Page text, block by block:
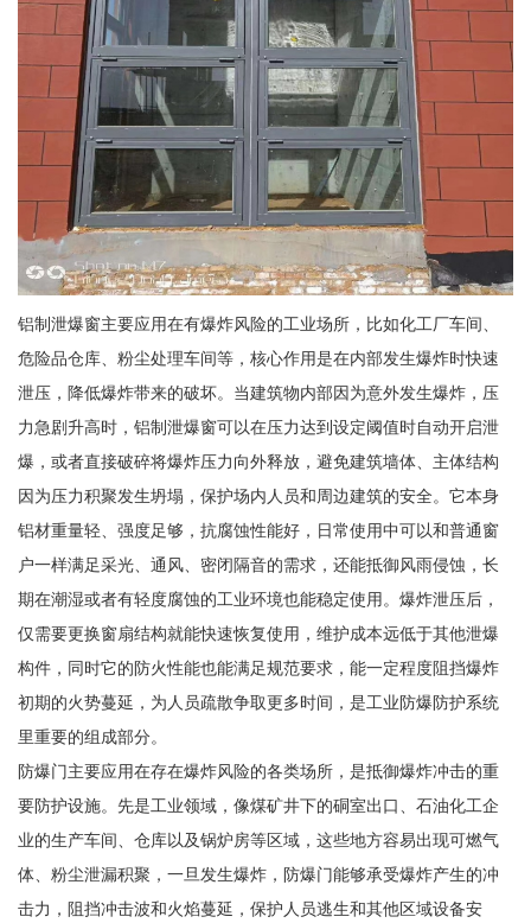
铝制泄爆窗主要应用在有爆炸风险的工业场所，比如化工厂车间、
危险品仓库、粉尘处理车间等，核心作用是在内部发生爆炸时快速
泄压，降低爆炸带来的破坏。当建筑物内部因为意外发生爆炸，压
力急剧升高时，铝制泄爆窗可以在压力达到设定阈值时自动开启泄
爆，或者直接破碎将爆炸压力向外释放，避免建筑墙体、主体结构
因为压力积聚发生坍塌，保护场内人员和周边建筑的安全。它本身
铝材重量轻、强度足够，抗腐蚀性能好，日常使用中可以和普通窗
户一样满足采光、通风、密闭隔音的需求，还能抵御风雨侵蚀，长
期在潮湿或者有轻度腐蚀的工业环境也能稳定使用。爆炸泄压后，
仅需要更换窗扇结构就能快速恢复使用，维护成本远低于其他泄爆
构件，同时它的防火性能也能满足规范要求，能一定程度阻挡爆炸
初期的火势蔓延，为人员疏散争取更多时间，是工业防爆防护系统
里重要的组成部分。
防爆门主要应用在存在爆炸风险的各类场所，是抵御爆炸冲击的重
要防护设施。先是工业领域，像煤矿井下的硐室出口、石油化工企
业的生产车间、仓库以及锅炉房等区域，这些地方容易出现可燃气
体、粉尘泄漏积聚，一旦发生爆炸，防爆门能够承受爆炸产生的冲
击力，阻挡冲击波和火焰蔓延，保护人员逃生和其他区域设备安